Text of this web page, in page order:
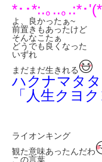
*･･*:.｡..｡.:*･
よ、良かったぁ~
前置きもあったけど
そんなこたぁ
どうでも良くなった
いずれ
まだまだ生きれる
ハクナマタタ
「人生クヨ
ライオンキング
観た意味あったんだわ
この言葉